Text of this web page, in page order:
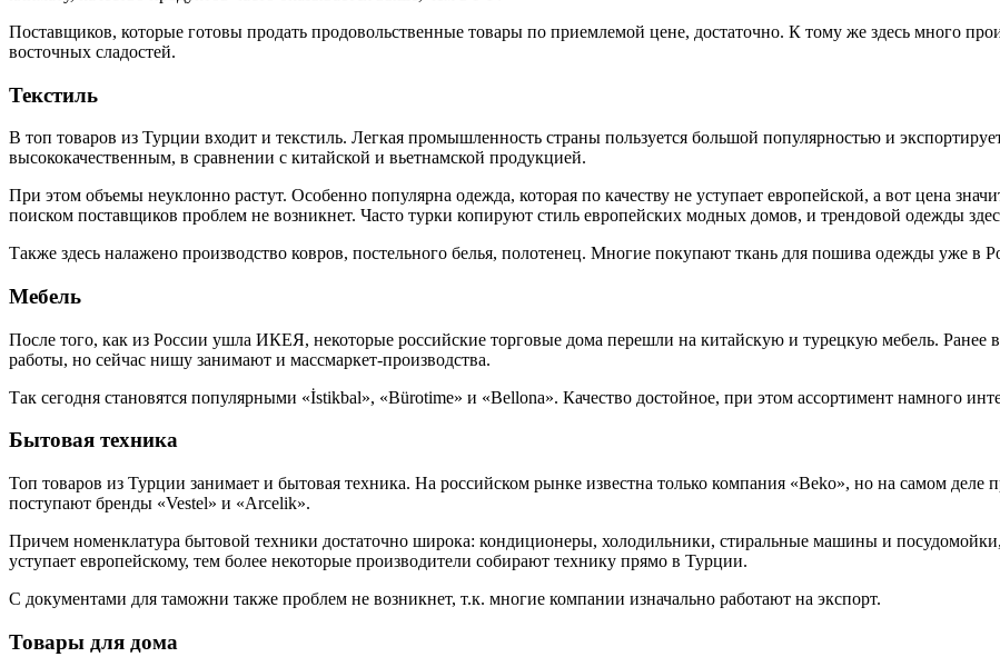
Поставщиков, которые готовы продать продовольственные товары по приемлемой цене, достаточно. К тому же здесь много
восточных сладостей.
Текстиль
В топ товаров из Турции входит и текстиль. Легкая промышленность страны пользуется большой популярностью и
высококачественным, в сравнении с китайской и вьетнамской продукцией.
При этом объемы неуклонно растут. Особенно популярна одежда, которая по качеству не уступает европейской, а вот цена
поиском поставщиков проблем не возникнет. Часто турки копируют стиль европейских модных домов, и трендовой одежды
Также здесь налажено производство ковров, постельного белья, полотенец. Многие покупают ткань для пошива одежды уже в
Мебель
После того, как из России ушла ИКЕЯ, некоторые российские торговые дома перешли на китайскую и турецкую мебель. Ранее
работы, но сейчас нишу занимают и массмаркет-производства.
Так сегодня становятся популярными «İstikbal», «Bürotime» и «Bellona». Качество достойное, при этом ассортимент намного
Бытовая техника
Топ товаров из Турции занимает и бытовая техника. На российском рынке известна только компания «Beko», но на самом деле
поступают бренды «Vestel» и «Arcelik».
Причем номенклатура бытовой техники достаточно широка: кондиционеры, холодильники, стиральные машины и
уступает европейскому, тем более некоторые производители собирают технику прямо в Турции.
С документами для таможни также проблем не возникнет, т.к. многие компании изначально работают на экспорт.
Товары для дома